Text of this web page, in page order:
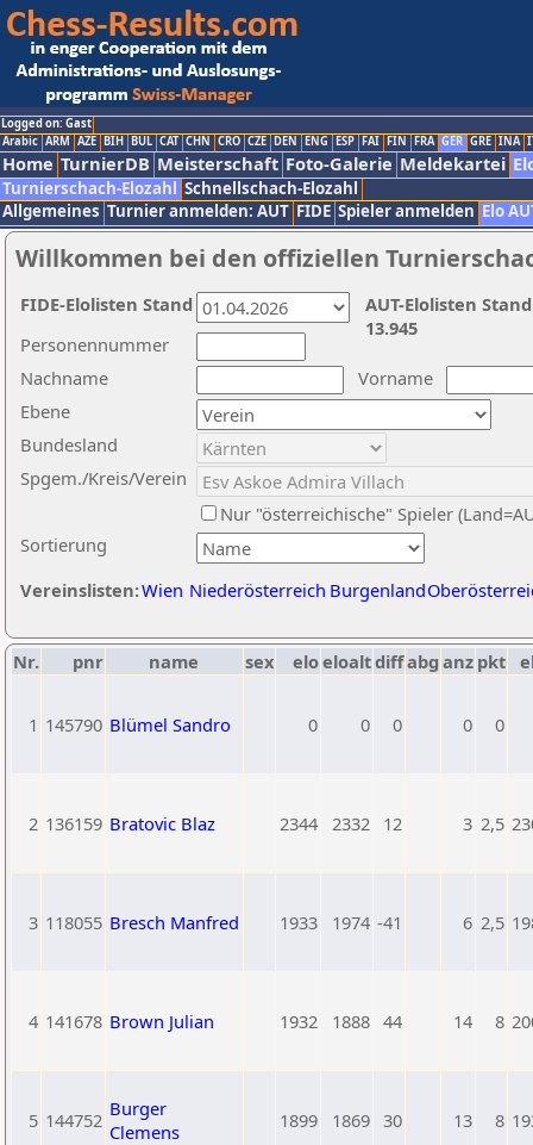
Logged on: Gast
Arabic ARM AZE BIH BUL CAT CHN CRO CZE DEN ENG ESP FAI FIN FRA GER GRE INA
Home TurnierDB Meisterschaft Foto-Galerie Meldekartei
Turnierschach-Elozahl Schnellschach-Elozahl
Allgemeines Turnier anmelden: AUT FIDE Spieler anmelden Elo
Willkommen bei den offiziellen
Nachname
Vorname
Ebene
Sortierung
Personennummer
Bundesland
Spgem./Kreis/Verein
Nur "österreichische" Spieler
Vereinslisten:Wien Niederösterreich Burgenland
AUT-Elolisten
13.945
FIDE-Elolisten Stand
Nr. pnr name sex eloeloaltdiffabg anz pkt
1 145790 Blümel Sandro 0 0 0 0 0
2 136159 Bratovic Blaz 2344 2332 12 3 2,5
3 118055 Bresch Manfred 1933 1974 -41 6 2,5
4 141678 Brown Julian 1932 1888 44 14 8
5 144752 Burger
Clemens
1899 1869 30 13 8